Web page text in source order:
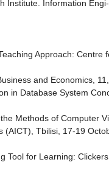
Institute. Information
Approach: Centre
and Economics,
in Database System
Methods of Computer
(AICT), Tbilisi, 17-19
Tool for Learning: